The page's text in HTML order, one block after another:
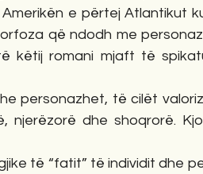
e përtej Atlantikut
që ndodh me
këtij romani mjaft të
personazhet, të cilët
njerëzorë dhe shoqrorë.
të “fatit” të individit dhe